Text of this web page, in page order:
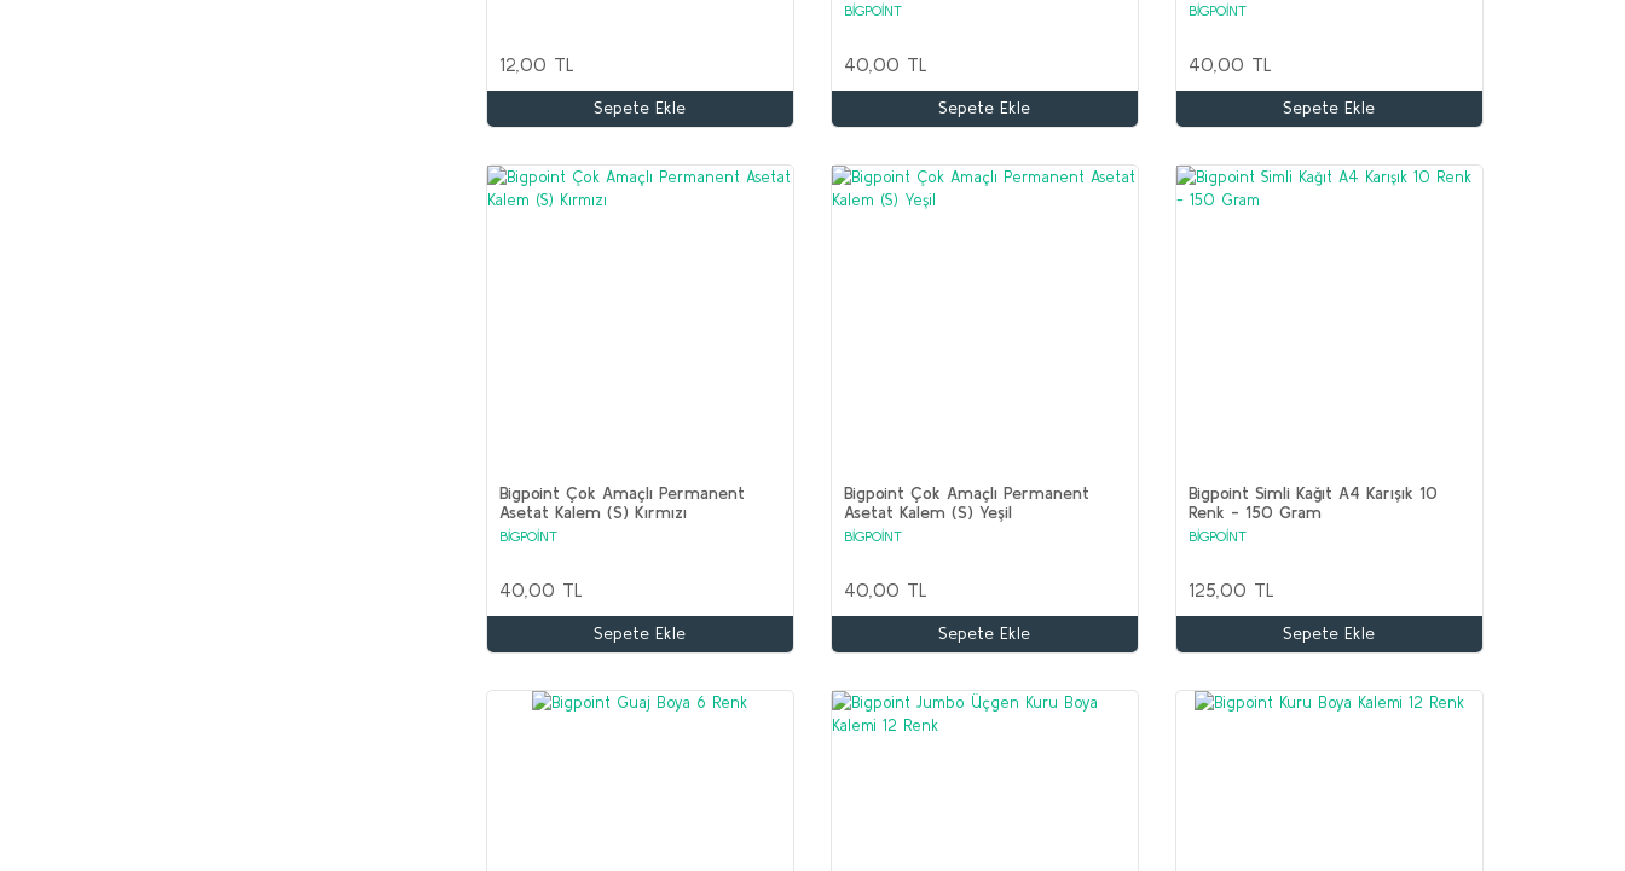
12,00 TL
Sepete Ekle
BİGPOİNT
40,00 TL
Sepete Ekle
BİGPOİNT
40,00 TL
Sepete Ekle
Bigpoint Çok Amaçlı Permanent
Asetat Kalem (S) Kırmızı
BİGPOİNT
40,00 TL
Sepete Ekle
Bigpoint Çok Amaçlı Permanent
Asetat Kalem (S) Yeşil
BİGPOİNT
40,00 TL
Sepete Ekle
Bigpoint Simli Kağıt A4 Karışık 10
Renk - 150 Gram
BİGPOİNT
125,00 TL
Sepete Ekle